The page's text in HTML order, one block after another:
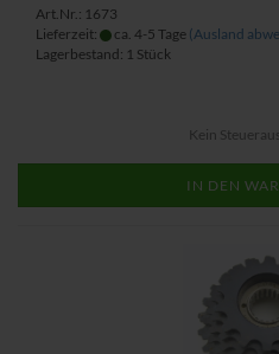
Art.Nr.: 1673
Lieferzeit:
ca. 4-5 Tage (Ausland
Lagerbestand: 1 Stück
Kein
IN DEN